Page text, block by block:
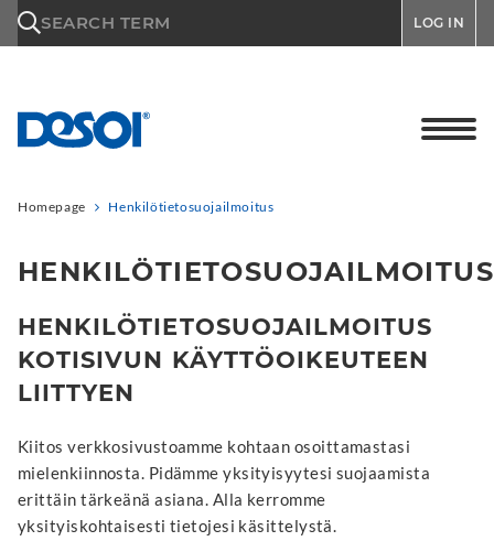
SEARCH TERM LOG IN
Homepage Henkilötietosuojailmoitus
HENKILÖTIETOSUOJAILMOITUS
HENKILÖTIETOSUOJAILMOITUS
KOTISIVUN KÄYTTÖOIKEUTEEN
LIITTYEN
Kiitos verkkosivustoamme kohtaan osoittamastasi
mielenkiinnosta. Pidämme yksityisyytesi suojaamista
erittäin tärkeänä asiana. Alla kerromme
yksityiskohtaisesti tietojesi käsittelystä.